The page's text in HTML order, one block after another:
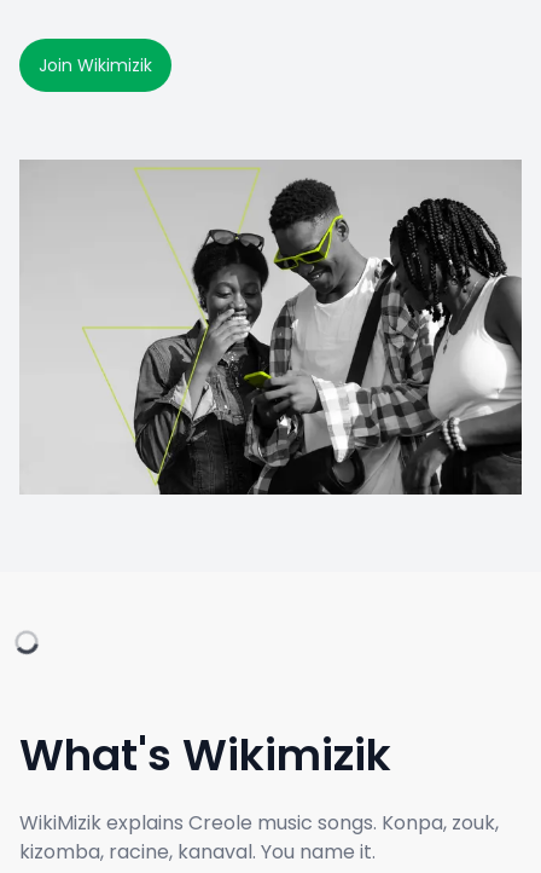
Join Wikimizik
What's Wikimizik
WikiMizik explains Creole music songs. Konpa, zouk,
kizomba, racine, kanaval. You name it.